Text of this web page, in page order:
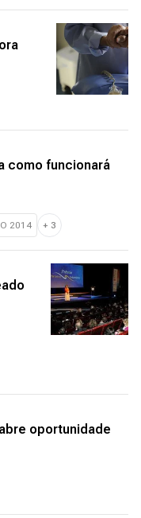
como funcionará
2014 + 3
oportunidade